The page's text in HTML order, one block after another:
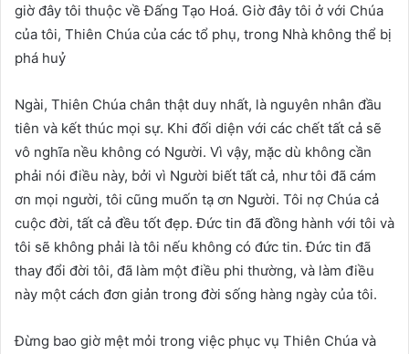
giờ đây tôi thuộc về Đấng Tạo Hoá. Giờ đây tôi ở với Chúa
của tôi, Thiên Chúa của các tổ phụ, trong Nhà không thể bị
phá huỷ
Ngài, Thiên Chúa chân thật duy nhất, là nguyên nhân đầu
tiên và kết thúc mọi sự. Khi đối diện với các chết tất cả sẽ
vô nghĩa nều không có Người. Vì vậy, mặc dù không cần
phải nói điều này, bởi vì Người biết tất cả, như tôi đã cám
ơn mọi người, tôi cũng muốn tạ ơn Người. Tôi nợ Chúa cả
cuộc đời, tất cả đều tốt đẹp. Đức tin đã đồng hành với tôi và
tôi sẽ không phải là tôi nếu không có đức tin. Đức tin đã
thay đổi đời tôi, đã làm một điều phi thường, và làm điều
này một cách đơn giản trong đời sống hàng ngày của tôi.
Đừng bao giờ mệt mỏi trong việc phục vụ Thiên Chúa và